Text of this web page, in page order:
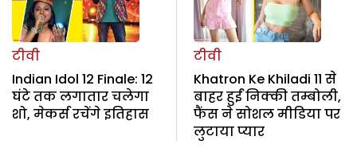
टीवी
Indian Idol 12 Finale: 12
घंटे तक लगातार चलेगा
शो, मेकर्स रचेंगे इतिहास
टीवी
Khatron Ke Khiladi 11 से
बाहर हुईं निक्की तम्बोली,
फैंस ने सोशल मीडिया पर
लुटाया प्यार